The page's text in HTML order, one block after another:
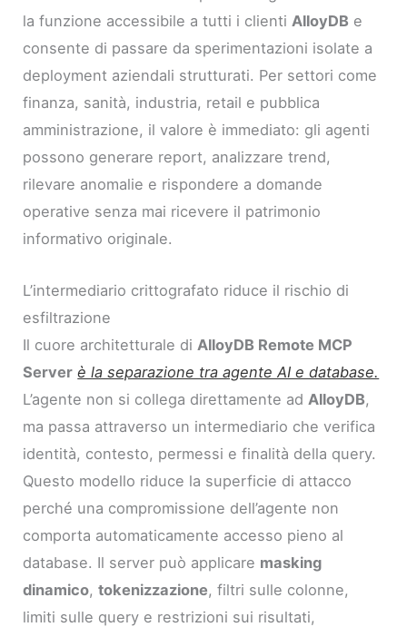
la funzione accessibile a tutti i clientiAlloyDB e
consente di passare da sperimentazioni isolate a
deployment aziendali strutturati. Per settori come
finanza, sanità, industria, retail e pubblica
amministrazione, il valore è immediato: gli agenti
possono generare report, analizzare trend,
rilevare anomalie e rispondere a domande
operative senza mai ricevere il patrimonio
informativo originale.
L’intermediario crittografato riduce il rischio di
esfiltrazione
Il cuore architetturale di AlloyDB Remote MCP
Server è la separazione tra agente AI e database.
L’agente non si collega direttamente ad AlloyDB,
ma passa attraverso un intermediario che verifica
identità, contesto, permessi e finalità della query.
Questo modello riduce la superficie di attacco
perché una compromissione dell’agente non
comporta automaticamente accesso pieno al
database. Il server può applicare masking
dinamico,tokenizzazione, filtri sulle colonne,
limiti sulle query e restrizioni sui risultati,